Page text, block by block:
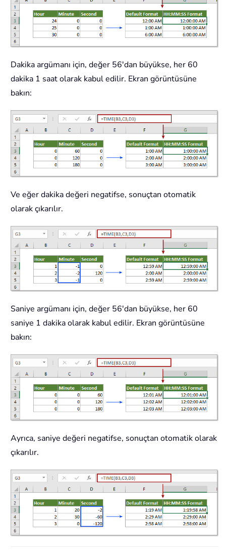
Dakika argümanı için, değer 56'dan büyükse, her 60
dakika 1 saat olarak kabul edilir. Ekran görüntüsüne
bakın:
Ve eğer dakika değeri negatifse, sonuçtan otomatik
olarak çıkarılır.
Saniye argümanı için, değer 56'dan büyükse, her 60
saniye 1 dakika olarak kabul edilir. Ekran görüntüsüne
bakın:
Ayrıca, saniye değeri negatifse, sonuçtan otomatik olarak
çıkarılır.